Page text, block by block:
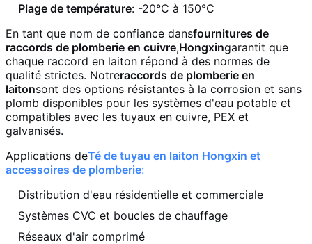
Plage de température: -20°C à 150°C
En tant que nom de confiance dansfournitures de
raccords de plomberie en cuivre,Hongxingarantit que
chaque raccord en laiton répond à des normes de
qualité strictes. Notreraccords de plomberie en
laitonsont des options résistantes à la corrosion et sans
plomb disponibles pour les systèmes d'eau potable et
compatibles avec les tuyaux en cuivre, PEX et
galvanisés.
Applications deTé de tuyau en laiton Hongxin et
accessoires de plomberie:
Distribution d'eau résidentielle et commerciale
Systèmes CVC et boucles de chauffage
Réseaux d'air comprimé